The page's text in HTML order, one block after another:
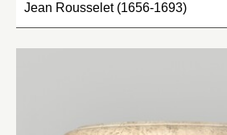
Jean Rousselet (1656-1693)